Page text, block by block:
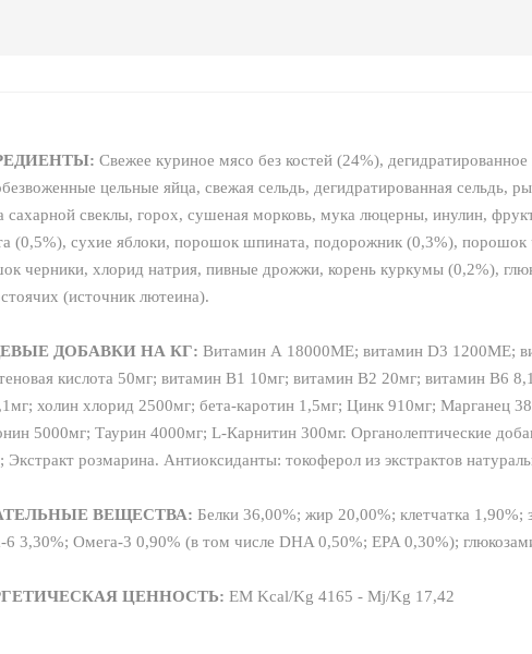
Свежее куриное мясо без костей (24%),
цельные яйца, свежая сельдь, дегидратированная сельдь,
сахарной свеклы, горох, сушеная морковь, мукa люцерны, инулин,
(0,5%), сухие яблоки, порошок шпината, подорожник (0,3%),
черники, хлорид натрия, пивные дрожжи, корень куркумы (0,2%),
(источник лютеина).
ДОБАВКИ НА КГ: Витамин А 18000ME; витамин D3 1200ME;
кислота 50мг; витамин B1 10мг; витамин В2 20мг; витамин В6
холин хлорид 2500мг; бета-каротин 1,5мг; Цинк 910мг; Марганец
5000мг; Таурин 4000мг; L-Карнитин 300мг. Органолептические
Экстракт розмарина. Антиоксиданты: токоферол из экстрактов
ВЕЩЕСТВА: Белки 36,00%; жир 20,00%; клетчатка
6 3,30%; Омега-3 0,90% (в том числе DHA 0,50%; EPA 0,30%);
ЦЕННОСТЬ: EM Kcal/Kg 4165 - Mj/Kg 17,42